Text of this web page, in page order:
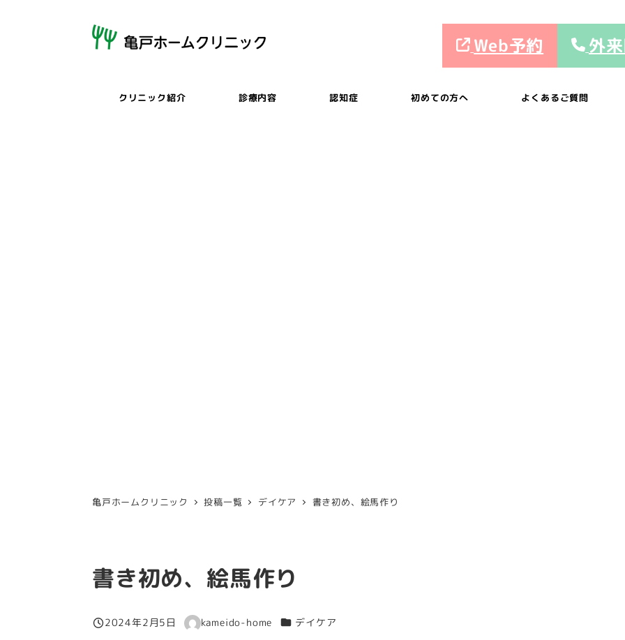
Web予約 外
クリニック紹介 診療内容 認知症 初めての方へ よくあるご質問
亀戸ホームクリニック 投稿一覧 デイケア 書き初め、絵馬作り
書き初め、絵馬作り
投稿日
2024年2月5日
著
kameido-home カテゴリー
デイケア